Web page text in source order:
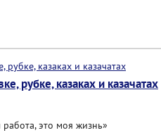
рубке, казаках и казачатах
это моя жизнь»